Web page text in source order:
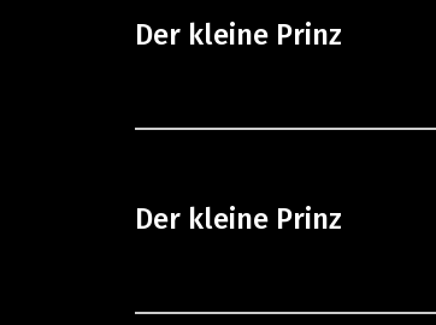
Der kleine Prinz
Der kleine Prinz